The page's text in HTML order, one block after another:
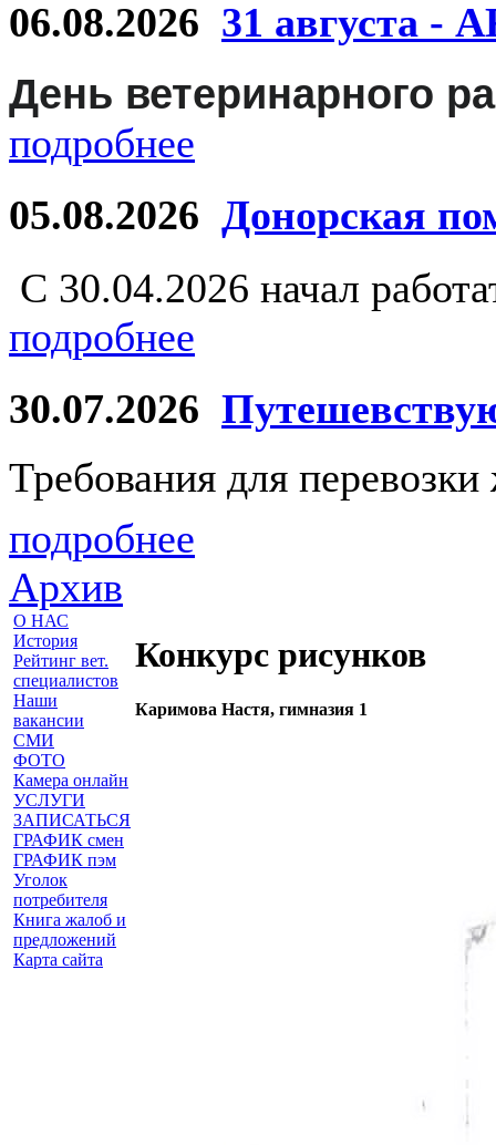
06.08.2026 31 августа -
День ветеринарного
подробнее
05.08.2026 Донорская
С 30.04.2026 начал
подробнее
30.07.2026
Требования для
подробнее
Архив
О НАС
История
Рейтинг вет.
специалистов
Наши
вакансии
СМИ
ФОТО
Камера онлайн
УСЛУГИ
ЗАПИСАТЬСЯ
ГРАФИК смен
ГРАФИК пэм
Уголок
потребителя
Книга жалоб и
предложений
Карта сайта
Конкурс рисунков
Каримова Настя, гимназия 1